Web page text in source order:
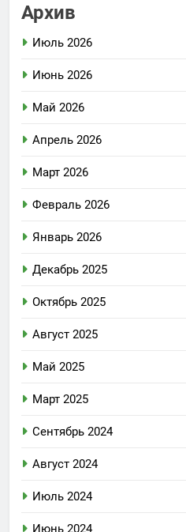
Архив
Июль 2026
Июнь 2026
Май 2026
Апрель 2026
Март 2026
Февраль 2026
Январь 2026
Декабрь 2025
Октябрь 2025
Август 2025
Май 2025
Март 2025
Сентябрь 2024
Август 2024
Июль 2024
Июнь 2024